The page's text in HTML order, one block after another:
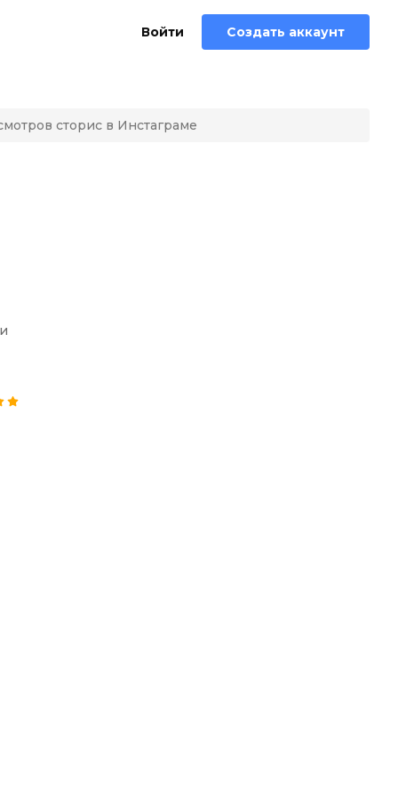
Войти Создать аккаунт
сторис в Инстаграме